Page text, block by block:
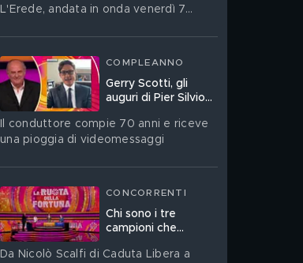
L'Erede, andata in onda venerdì 7
COMPLEANNO
Gerry Scotti, gli
auguri di Pier Silvio
Ruota della Fortuna:
"Sei un mito"
Il conduttore compie 70 anni e riceve
una pioggia di videomessaggi
CONCORRENTI
Chi sono i tre
campioni che
della Fortuna
Da Nicolò Scalfi di Caduta Libera a